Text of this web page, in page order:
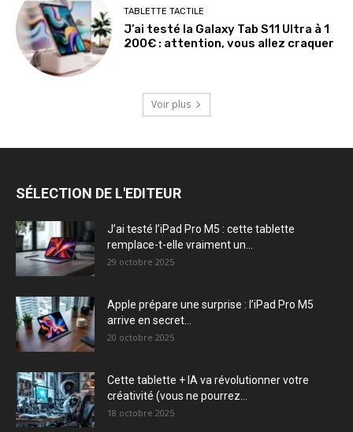
TABLETTE TACTILE
J’ai testé la Galaxy Tab S11 Ultra à 1
200€ : attention, vous allez craquer
Voir plus
SÉLECTION DE L'EDITEUR
J’ai testé l’iPad Pro M5 : cette tablette
remplace-t-elle vraiment un...
29 octobre 2025
Apple prépare une surprise : l’iPad Pro M5
arrive en secret...
20 octobre 2025
Cette tablette + IA va révolutionner votre
créativité (vous ne pourrez...
18 octobre 2025